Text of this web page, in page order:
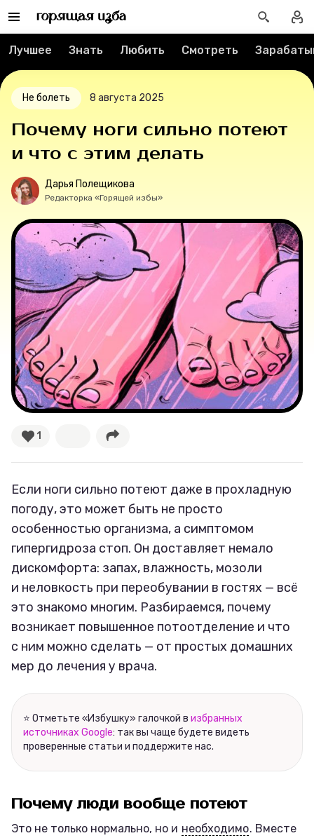
О проекте
О компании
Рубрики
Новости
Лучшее
Тесты
Секспросвет
Великие женщины
Тренды
Рецепты
Соцсети
Лучшее Знать Любить Смотреть
Не болеть 8 августа 2025
Почему ноги сильно потеют
и что с этим делать
Дарья Полещикова
Редакторка «Горящей избы»
1
Если ноги сильно потеют даже в прохладную
погоду, это может быть не просто
особенностью организма, а симптомом
гипергидроза стоп. Он доставляет немало
дискомфорта: запах, влажность, мозоли
и неловкость при переобувании в гостях — всё
это знакомо многим. Разбираемся, почему
возникает повышенное потоотделение и что
с ним можно сделать — от простых домашних
мер до лечения у врача.
⭐ Отметьте «Избушку» галочкой в избранных
источниках Google: так вы чаще будете видеть
проверенные статьи и поддержите нас.
Почему люди вообще потеют
Это не только нормально, но и необходимо. Вместе